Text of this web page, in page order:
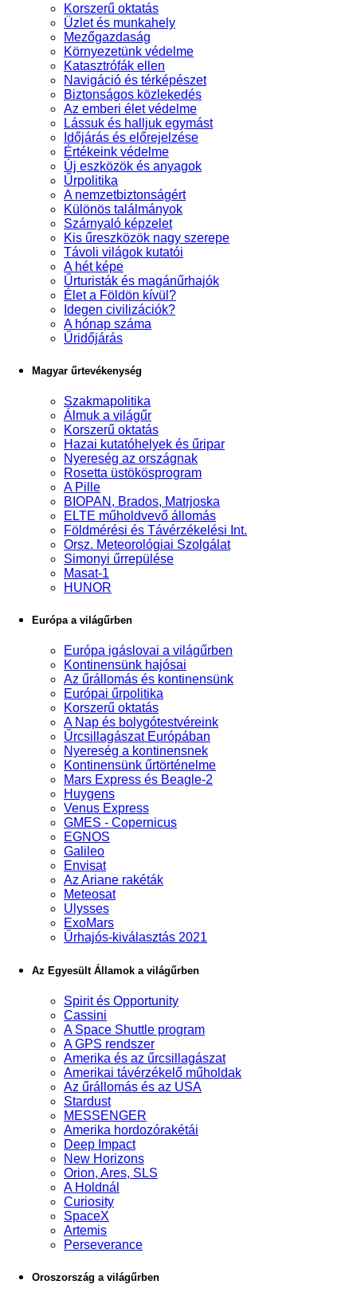
Korszerű oktatás
Üzlet és munkahely
Mezőgazdaság
Környezetünk védelme
Katasztrófák ellen
Navigáció és térképészet
Biztonságos közlekedés
Az emberi élet védelme
Lássuk és halljuk egymást
Időjárás és előrejelzése
Értékeink védelme
Új eszközök és anyagok
Űrpolitika
A nemzetbiztonságért
Különös találmányok
Szárnyaló képzelet
Kis űreszközök nagy szerepe
Távoli világok kutatói
A hét képe
Űrturisták és magánűrhajók
Élet a Földön kívül?
Idegen civilizációk?
A hónap száma
Űridőjárás
Magyar űrtevékenység
Szakmapolitika
Álmuk a világűr
Korszerű oktatás
Hazai kutatóhelyek és űripar
Nyereség az országnak
Rosetta üstökösprogram
A Pille
BIOPAN, Brados, Matrjoska
ELTE műholdvevő állomás
Földmérési és Távérzékelési Int.
Orsz. Meteorológiai Szolgálat
Simonyi űrrepülése
Masat-1
HUNOR
Európa a világűrben
Európa igáslovai a világűrben
Kontinensünk hajósai
Az űrállomás és kontinensünk
Európai űrpolitika
Korszerű oktatás
A Nap és bolygótestvéreink
Űrcsillagászat Európában
Nyereség a kontinensnek
Kontinensünk űrtörténelme
Mars Express és Beagle-2
Huygens
Venus Express
GMES - Copernicus
EGNOS
Galileo
Envisat
Az Ariane rakéták
Meteosat
Ulysses
ExoMars
Űrhajós-kiválasztás 2021
Az Egyesült Államok a világűrben
Spirit és Opportunity
Cassini
A Space Shuttle program
A GPS rendszer
Amerika és az űrcsillagászat
Amerikai távérzékelő műholdak
Az űrállomás és az USA
Stardust
MESSENGER
Amerika hordozórakétái
Deep Impact
New Horizons
Orion, Ares, SLS
A Holdnál
Curiosity
SpaceX
Artemis
Perseverance
Oroszország a világűrben